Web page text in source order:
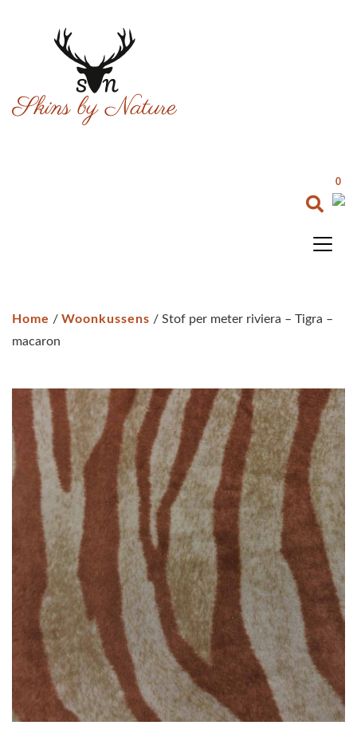
0
Home / Woonkussens / Stof per meter riviera – Tigra –
macaron